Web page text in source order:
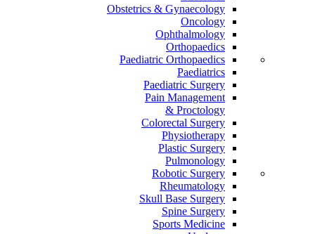
Obstetrics & Gynaecology
Oncology
Ophthalmology
Orthopaedics
Paediatric Orthopaedics
Paediatrics
Paediatric Surgery
Pain Management
Proctology &
Colorectal Surgery
Physiotherapy
Plastic Surgery
Pulmonology
Robotic Surgery
Rheumatology
Skull Base Surgery
Spine Surgery
Sports Medicine